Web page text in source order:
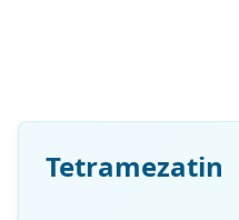
Tetramezatin